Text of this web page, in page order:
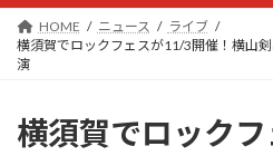
HOME ニュース
ライブ
横須賀でロックフェスが11/3開催！横山
演
横須賀でロック